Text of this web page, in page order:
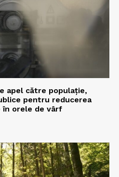
apel către populație,
pentru reducerea
în orele de vârf